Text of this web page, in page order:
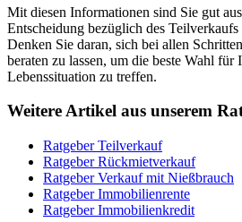
Mit diesen Informationen sind Sie gut
Entscheidung bezüglich des
Denken Sie daran, sich bei allen
beraten zu lassen, um die beste Wahl
Lebenssituation zu treffen.
Weitere Artikel aus unserem
Ratgeber Teilverkauf
Ratgeber Rückmietverkauf
Ratgeber Verkauf mit Nießbrauch
Ratgeber Immobilienrente
Ratgeber Immobilienkredit